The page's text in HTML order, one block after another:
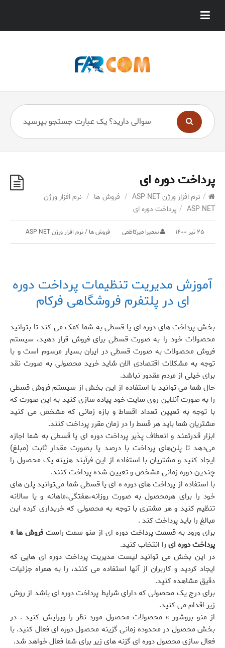
پرداخت دوره ای
/ نرم افزار ورژن ASP NET / فروش ها / نرم افزار ورژن
ASP NET
/ پرداخت دوره ای
۲۵ تیر ۱۴۰۰ سمیرا میرکاظمی فروش ها /نرم افزار ورژن ASP NET
آموزش مدیریت تنظیمات پرداخت دوره
ای در پلتفرم فروشگاهی فرکام
بخش پرداخت های دوره ای یا قسطی به شما کمک می کند تا بتوانید
محصولات خود را به صورت قسطی برای فروش قرار دهید، سیستم
فروش محصولات به صورت قسطی در ایران بسیار مرسوم است و با
توجه به مشکلات اقتصادی الان شاید خرید محصولی به صورت نقد
برای خیلی از مردم مقدور نباشد.
حال شما می توانید با استفاده از این بخش از سیستم فروش قسطی
را به صورت آنلاین روی سایت خود پیاده سازی کنید به این صورت که
با توجه به تعیین تعداد اقساط و بازه زمانی که مشخص می کنید
مشتریان شما باید هر قسط را در زمان مقرر پرداخت کنند.
ابزار قدرتمند و انعطاف پذیر پرداخت دوره ای یا قسطی به شما اجازه
می‌دهد تا پلن‌های پرداخت با درصد یا بصورت مقدار ثابت (مبلغ)
ایجاد کنید و مشتریان با استفاده از این فرآیند هزینه یک محصول را
چندین دوره زمانی مشخص و تعیین شده پرداخت کنند.
با استفاده از پرداخت های دوره ه ای یا قسطی شما می‌توانید پلن های
خود را برای هرمحصول به صورت روزانه،هفتگی،ماهانه و یا سالانه
تنظیم کنید و هر مشتری با توجه به محصولی که خریداری کرده این
مبالغ را باید پرداخت کند .
برای ورود به قسمت پرداخت دوره ای از منو سمت راستفروش ها »
پرداخت دوره ای را انتخاب کنید.
در این بخش می توانید لیست مدیریت پرداخت دوره ای هایی که
ایجاد کردید و کاربران از آنها استفاده می کنند، را به همراه جزئیات
دقیق مشاهده کنید.
برای درج یک محصولی که دارای شرایط پرداخت دوره ای باشد از روش
زیر اقدام می کنید.
از منو بروشور » محصولات محصول مورد نظر را ویرایش کنید . در
بخش محصول در محدوده زمانی گزینه محصول دوره ای فعال کنید. با
فعال سازی محصول دوره ای گزنه های زیر برای شما فعال خواهد شد.